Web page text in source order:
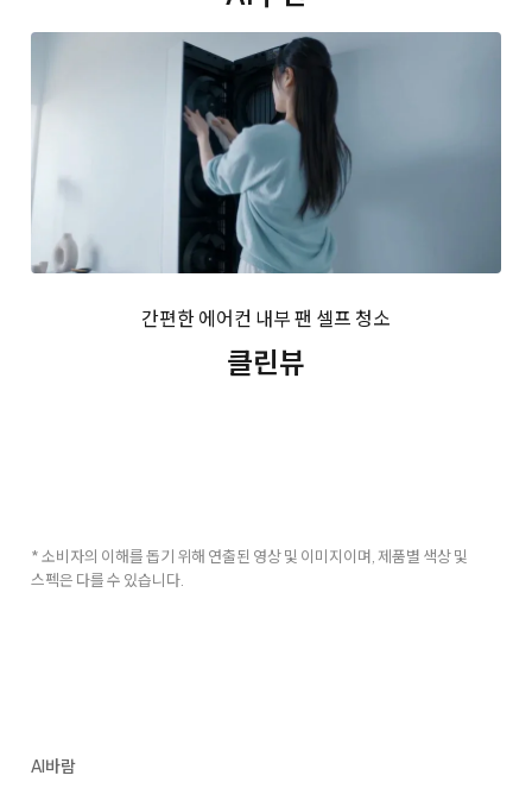
간편한 에어컨 내부 팬 셀프 청소
클린뷰
* 소비자의 이해를 돕기 위해 연출된 영상 및 이미지이며, 제품별 색상 및
스펙은 다를 수 있습니다.
AI바람